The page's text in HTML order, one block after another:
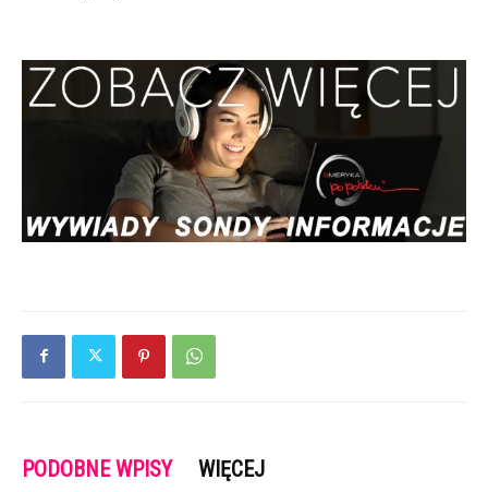
PODOBNE WPISY WIĘCEJ